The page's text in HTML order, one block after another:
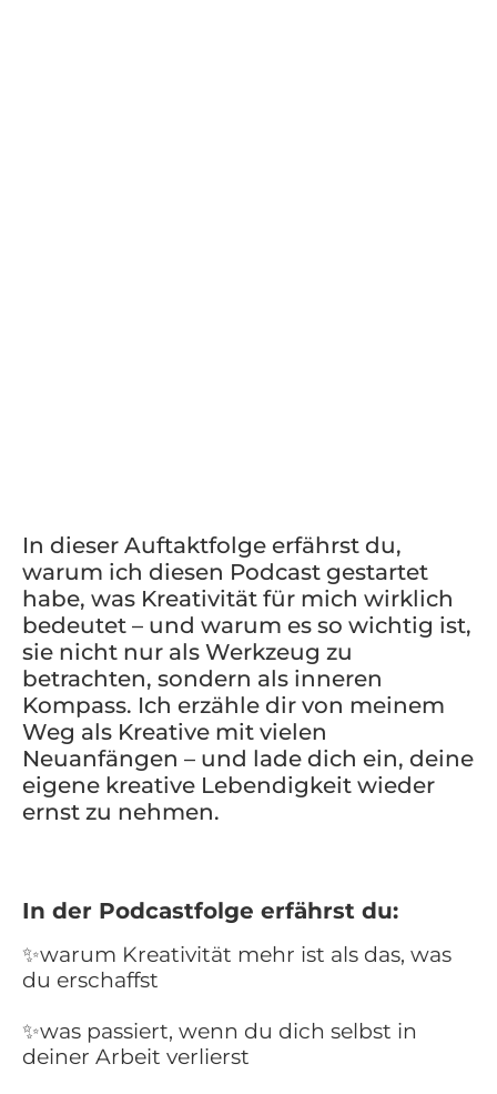
In dieser Auftaktfolge erfährst du,
warum ich diesen Podcast gestartet
habe, was Kreativität für mich wirklich
bedeutet – und warum es so wichtig ist,
sie nicht nur als Werkzeug zu
betrachten, sondern als inneren
Kompass. Ich erzähle dir von meinem
Weg als Kreative mit vielen
Neuanfängen – und lade dich ein, deine
eigene kreative Lebendigkeit wieder
ernst zu nehmen.
In der Podcastfolge erfährst du:
✨warum Kreativität mehr ist als das, was
du erschaffst
✨was passiert, wenn du dich selbst in
deiner Arbeit verlierst